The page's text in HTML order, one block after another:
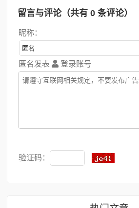
留言与评论（共有 0 条评论）
昵称：
匿名发表 登录账号
验证码：